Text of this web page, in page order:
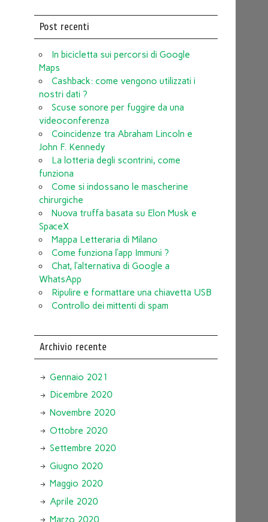
Post recenti
In bicicletta sui percorsi di Google
Maps
Cashback: come vengono utilizzati i
nostri dati ?
Scuse sonore per fuggire da una
videoconferenza
Coincidenze tra Abraham Lincoln e
John F. Kennedy
La lotteria degli scontrini, come
funziona
Come si indossano le mascherine
chirurgiche
Nuova truffa basata su Elon Musk e
SpaceX
Mappa Letteraria di Milano
Come funziona l’app Immuni ?
Chat, l’alternativa di Google a
WhatsApp
Ripulire e formattare una chiavetta USB
Controllo dei mittenti di spam
Archivio recente
Gennaio 2021
Dicembre 2020
Novembre 2020
Ottobre 2020
Settembre 2020
Giugno 2020
Maggio 2020
Aprile 2020
Marzo 2020